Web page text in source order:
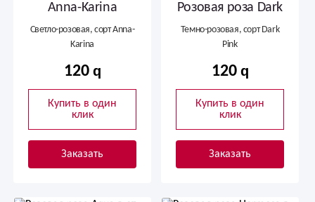
Anna-Karina
Светло-розовая, сорт Anna-
Karina
120
Купить в один
клик
Заказать
Розовая роза Dark
Темно-розовая, сорт Dark
Pink
120
Купить в один
клик
Заказать